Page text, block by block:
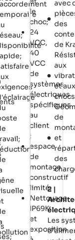
le
choc;
24
VCC,
40
VCC
de
systèmes
électriques
spécifiques
au
client
;
espace
de
montage
constructif
limité;
Nettoyage
IP69K
et
exposition
avec
des
de
aux
et
de
et
des
2 |
Les